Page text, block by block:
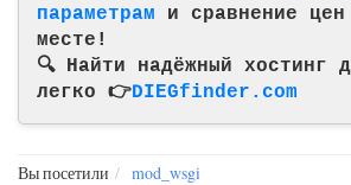
параметрам и сравнение
месте!
🔍 Найти надёжный хостинг
легко 👉DIEGfinder.com
Вы посетили mod_wsgi